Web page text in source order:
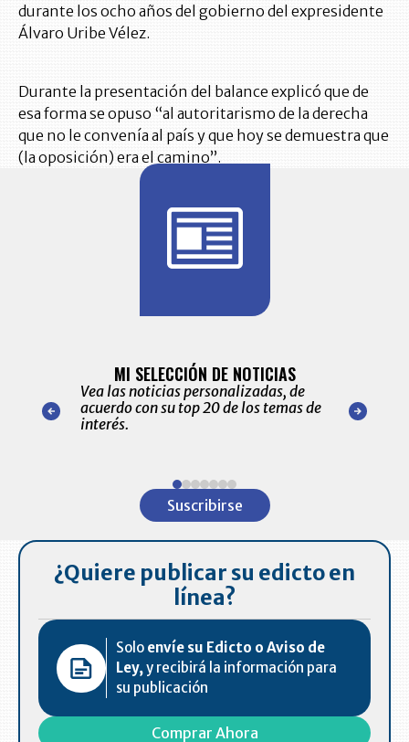
durante los ocho años del gobierno del expresidente
Álvaro Uribe Vélez.
Durante la presentación del balance explicó que de
esa forma se opuso “al autoritarismo de la derecha
que no le convenía al país y que hoy se demuestra que
(la oposición) era el camino”.
nuestro
para
MI SELECCIÓN DE NOTICIAS
Vea las noticias personalizadas, de
acuerdo con su top 20 de los temas de
interés.
de las
Suscribirse
¿Quiere publicar su edicto en
línea?
Solo envíe su Edicto o Aviso de
Ley,y recibirá la información para
su publicación
Comprar Ahora